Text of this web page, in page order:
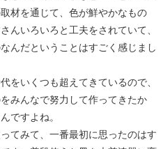
材を通じて、色が鮮やかなもの
んいろいろと工夫をされていて、
んだということはすごく感じまし
いくつも超えてきているので、
みんなで努力して作ってきたか
ですよね。
てみて、一番最初に思ったのはす